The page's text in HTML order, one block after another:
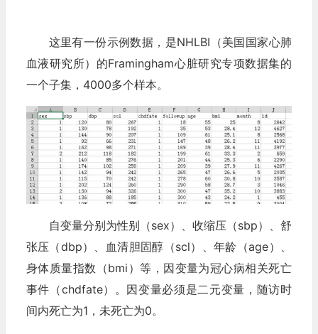
这里有一份示例数据，是NHLBI（美国国家心肺
血液研究所）的Framingham心脏研究专项数据集的
一个子集，4000多个样本。
自变量分别为性别（sex）、收缩压（sbp）、舒
张压（dbp）、血清胆固醇（scl）、年龄（age）、
身体质量指数（bmi）等，因变量为冠心病相关死亡
事件（chdfate）。因变量必须是二元变量，随访时
间内死亡为1，未死亡为0。